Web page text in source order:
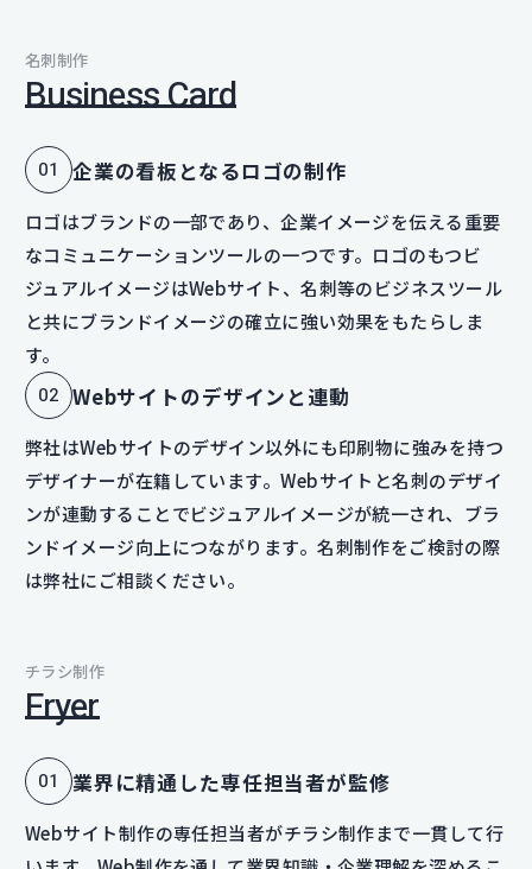
名刺制作
Business Card
企業の看板となるロゴの制作
ロゴはブランドの一部であり、企業イメージを伝える重要
なコミュニケーションツールの一つです。ロゴのもつビ
ジュアルイメージはWebサイト、名刺等のビジネスツール
と共にブランドイメージの確立に強い効果をもたらしま
す。
Webサイトのデザインと連動
弊社はWebサイトのデザイン以外にも印刷物に強みを持つ
デザイナーが在籍しています。Webサイトと名刺のデザイ
ンが連動することでビジュアルイメージが統一され、ブラ
ンドイメージ向上につながります。名刺制作をご検討の際
は弊社にご相談ください。
チラシ制作
Fryer
業界に精通した専任担当者が監修
Webサイト制作の専任担当者がチラシ制作まで一貫して行